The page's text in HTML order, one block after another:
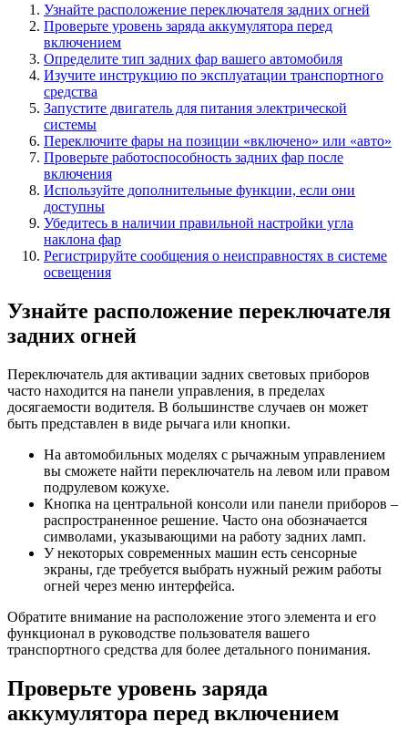
Узнайте расположение переключателя задних огней
Проверьте уровень заряда аккумулятора перед
включением
Определите тип задних фар вашего автомобиля
Изучите инструкцию по эксплуатации транспортного
средства
Запустите двигатель для питания электрической
системы
Переключите фары на позиции «включено» или «авто»
Проверьте работоспособность задних фар после
включения
Используйте дополнительные функции, если они
доступны
Убедитесь в наличии правильной настройки угла
наклона фар
Регистрируйте сообщения о неисправностях в системе
освещения
Узнайте расположение переключателя
задних огней
Переключатель для активации задних световых приборов
часто находится на панели управления, в пределах
досягаемости водителя. В большинстве случаев он может
быть представлен в виде рычага или кнопки.
На автомобильных моделях с рычажным управлением
вы сможете найти переключатель на левом или правом
подрулевом кожухе.
Кнопка на центральной консоли или панели приборов –
распространенное решение. Часто она обозначается
символами, указывающими на работу задних ламп.
У некоторых современных машин есть сенсорные
экраны, где требуется выбрать нужный режим работы
огней через меню интерфейса.
Обратите внимание на расположение этого элемента и его
функционал в руководстве пользователя вашего
транспортного средства для более детального понимания.
Проверьте уровень заряда
аккумулятора перед включением